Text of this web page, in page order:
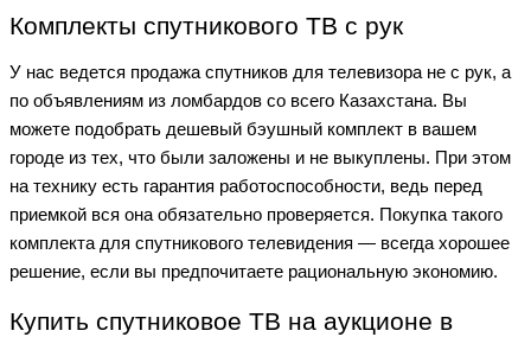
Комплекты спутникового ТВ с рук
У нас ведется продажа спутников для телевизора не с рук, а
по объявлениям из ломбардов со всего Казахстана. Вы
можете подобрать дешевый бэушный комплект в вашем
городе из тех, что были заложены и не выкуплены. При этом
на технику есть гарантия работоспособности, ведь перед
приемкой вся она обязательно проверяется. Покупка такого
комплекта для спутникового телевидения — всегда хорошее
решение, если вы предпочитаете рациональную экономию.
Купить спутниковое ТВ на аукционе в